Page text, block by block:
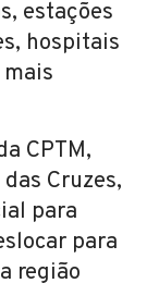
estações
hospitais
CPTM,
Cruzes,
para
para
região